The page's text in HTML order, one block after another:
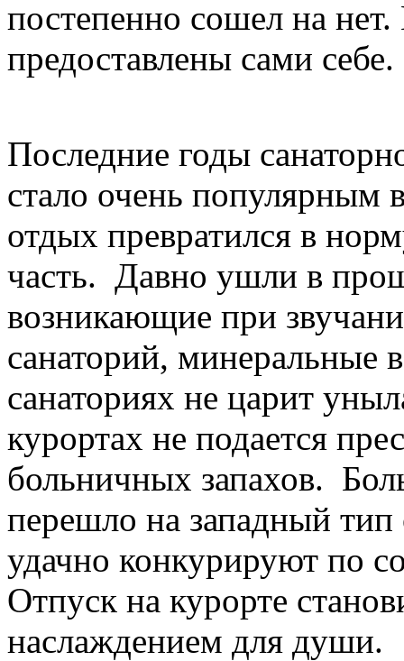
постепенно сошел на нет.
предоставлены сами себе.
Последние годы
стало очень популярным
отдых превратился в
часть. Давно ушли в
возникающие при
санаторий, минеральные
санаториях не царит
курортах не подается
больничных запахов.
перешло на западный тип
удачно конкурируют по
Отпуск на курорте
наслаждением для души.